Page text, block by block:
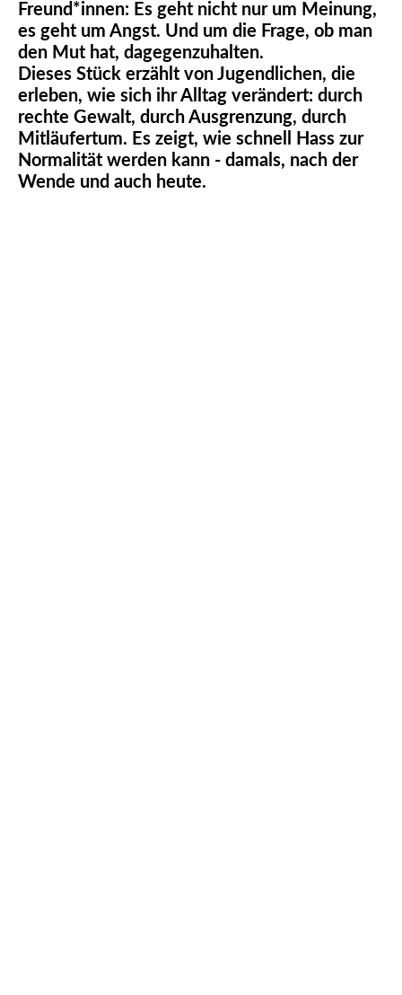
Freund*innen: Es geht nicht nur um Meinung,
es geht um Angst. Und um die Frage, ob man
den Mut hat, dagegenzuhalten.
Dieses Stück erzählt von Jugendlichen, die
erleben, wie sich ihr Alltag verändert: durch
rechte Gewalt, durch Ausgrenzung, durch
Mitläufertum. Es zeigt, wie schnell Hass zur
Normalität werden kann - damals, nach der
Wende und auch heute.